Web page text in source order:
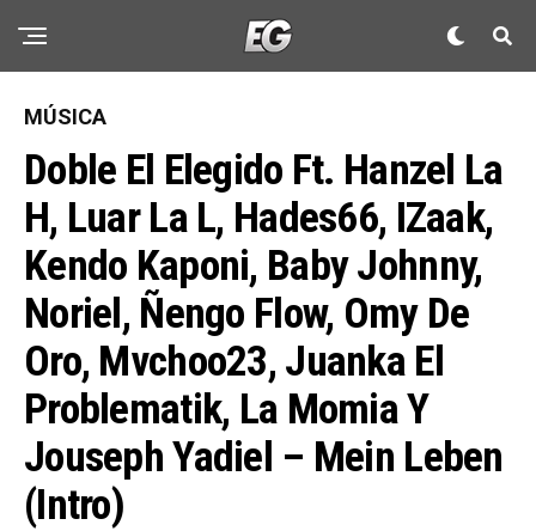
MÚSICA
Doble El Elegido Ft. Hanzel La
H, Luar La L, Hades66, IZaak,
Kendo Kaponi, Baby Johnny,
Noriel, Ñengo Flow, Omy De
Oro, Mvchoo23, Juanka El
Problematik, La Momia Y
Jouseph Yadiel – Mein Leben
(Intro)